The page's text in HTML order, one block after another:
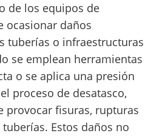
de los equipos de
ocasionar daños
tuberías o infraestructuras
se emplean herramientas
o se aplica una presión
proceso de desatasco,
provocar fisuras, rupturas
Estos daños no